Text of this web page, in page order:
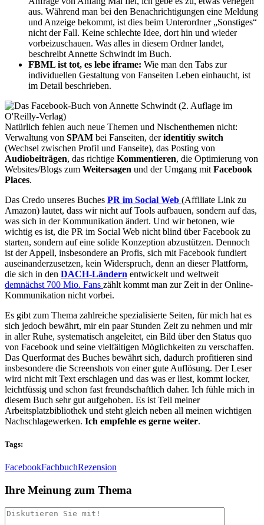
aus. Während man bei den Benachrichtigungen eine Meldung
und Anzeige bekommt, ist dies beim Unterordner „Sonstiges“
nicht der Fall. Keine schlechte Idee, dort hin und wieder
vorbeizuschauen. Was alles in diesem Ordner landet,
beschreibt Annette Schwindt im Buch.
FBML ist tot, es lebe iframe: Wie man den Tabs zur
individuellen Gestaltung von Fanseiten Leben einhaucht, ist
im Detail beschrieben.
Natürlich fehlen auch neue Themen und Nischenthemen nicht:
Verwaltung von SPAM bei Fanseiten, deridentitiy switch
(Wechsel zwischen Profil und Fanseite), das Posting von
Audiobeiträgen, das richtige Kommentieren, die Optimierung von
Websites/Blogs zum Weitersagen und der Umgang mit Facebook
Places.
Das Credo unseres Buches PR im Social Web (Affiliate Link zu
Amazon) lautet, dass wir nicht auf Tools aufbauen, sondern auf das,
was sich in der Kommunikation ändert. Und wir betonen, wie
wichtig es ist, die PR im Social Web nicht blind über Facebook zu
starten, sondern auf eine solide Konzeption abzustützen. Dennoch
ist der Appell, insbesondere an Profis, sich mit Facebook fundiert
auseinanderzusetzen, kein Widerspruch, denn an dieser Plattform,
die sich in den DACH-Ländern entwickelt und weltweit
demnächst 700 Mio. Fans zählt kommt man zur Zeit in der Online-
Kommunikation nicht vorbei.
Es gibt zum Thema zahlreiche spezialisierte Seiten, für mich hat es
sich jedoch bewährt, mir ein paar Stunden Zeit zu nehmen und mir
in aller Ruhe, systematisch angeleitet, ein Bild über den Status quo
von Facebook und seine vielfältigen Möglichkeiten zu verschaffen.
Das Querformat des Buches bewährt sich, dadurch profitieren sind
insbesondere die Screenshots von einer gute Auflösung. Der Leser
wird nicht mit Text erschlagen und das was er liest, kommt locker,
leichtfüssig und schon fast freundschaftlich daher. Ich fühle mich in
diesem Buch sehr gut aufgehoben. Es ist Teil meiner
Arbeitsplatzbibliothek und steht gleich neben all meinen wichtigen
Nachschlagewerken. Ich empfehle es gerne weiter.
Tags:
FacebookFachbuchRezension
Ihre Meinung zum Thema